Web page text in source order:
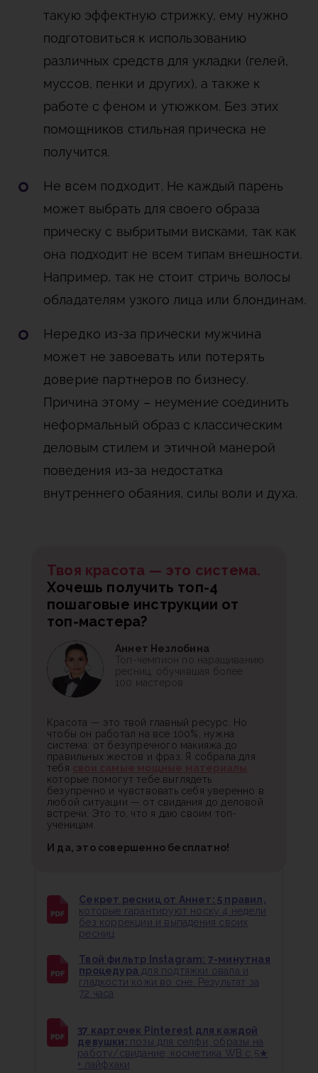
такую эффектную стрижку, ему нужно
подготовиться к использованию
различных средств для укладки (гелей,
муссов, пенки и других), а также к
работе с феном и утюжком. Без этих
помощников стильная прическа не
получится.
Не всем подходит. Не каждый парень
может выбрать для своего образа
прическу с выбритыми висками, так как
она подходит не всем типам внешности.
Например, так не стоит стричь волосы
обладателям узкого лица или блондинам.
Нередко из-за прически мужчина
может не завоевать или потерять
доверие партнеров по бизнесу.
Причина этому – неумение соединить
неформальный образ с классическим
деловым стилем и этичной манерой
поведения из-за недостатка
внутреннего обаяния, силы воли и духа.
Твоя красота — это система.
Хочешь получить топ-4
пошаговые инструкции от
топ-мастера?
Красота — это твой главный ресурс. Но
чтобы он работал на все 100%, нужна
система: от безупречного макияжа до
правильных жестов и фраз. Я собрала для
тебя
которые помогут тебе выглядеть
безупречно и чувствовать себя уверенно в
любой ситуации — от свидания до деловой
встречи. Это то, что я даю своим топ-
ученицам.
И да, это совершенно бесплатно!
Аннет Незлобина
Топ-чемпион по наращиванию
ресниц, обучившая более
100 мастеров
Секрет ресниц от Аннет: 5 правил,
которые гарантируют носку 4 недели
без коррекции и выпадения своих
ресниц
Твой фильтр Instagram: 7-минутная
процедура для подтяжки овала и
гладкости кожи во сне. Результат за
72 часа
37 карточек Pinterest для каждой
девушки: позы для селфи, образы на
работу/свидание, косметика WB с 5★
+ лайфхаки